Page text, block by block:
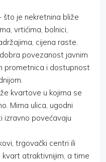
što je nekretnina bliže
vrtićima, bolnici,
cijena raste.
povezanost javnim
prometnica i dostupnost
kvartove u kojima se
Mirna ulica, ugodni
izravno povećavaju
trgovački centri ili
atraktivnijim, a time